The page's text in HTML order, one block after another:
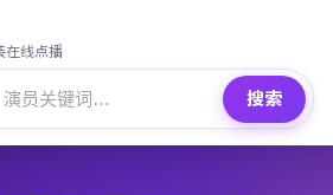
在线点播
搜索